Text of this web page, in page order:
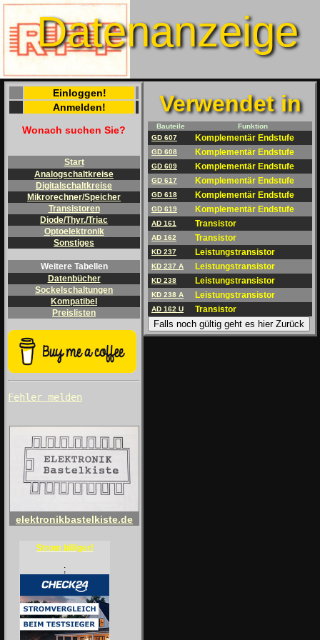
Datenanzeige
Einloggen!
Anmelden!
Wonach suchen Sie?
Start
Analogschaltkreise
Digitalschaltkreise
Mikrorechner/Speicher
Transistoren
Diode/Thyr./Triac
Optoelektronik
Sonstiges
Weitere Tabellen
Datenbücher
Sockelschaltungen
Kompatibel
Preislisten
Fehler melden
elektronikbastelkiste.de
Strom billiger!
;
Verwendet in
Bauteile
Funktion
GD 607
Komplementär Endstufe
GD 608 Komplementär Endstufe
GD 609 Komplementär Endstufe
GD 617 Komplementär Endstufe
GD 618 Komplementär Endstufe
GD 619 Komplementär Endstufe
AD 161 Transistor
AD 162 Transistor
KD 237 Leistungstransistor
KD 237 A Leistungstransistor
KD 238 Leistungstransistor
KD 238 A Leistungstransistor
AD 162 U Transistor
Falls noch gültig geht es hier Zurück